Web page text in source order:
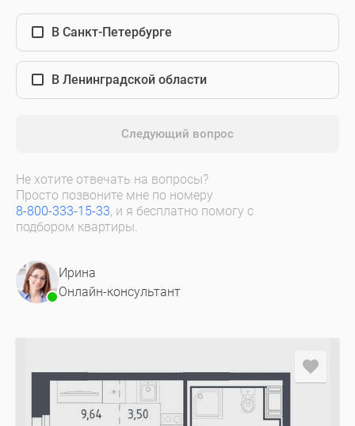
В Санкт-Петербурге
В Ленинградской области
Следующий вопрос
Не хотите отвечать на вопросы?
Просто позвоните мне по номеру
8-800-333-15-33, и я бесплатно помогу с
подбором квартиры.
Ирина
Онлайн-консультант